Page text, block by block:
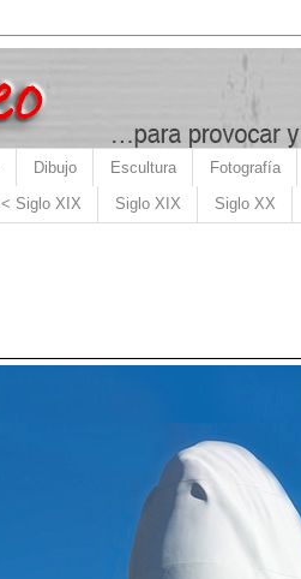
Dibujo Escultura Fotografía
< Siglo XIX Siglo XIX Siglo XX